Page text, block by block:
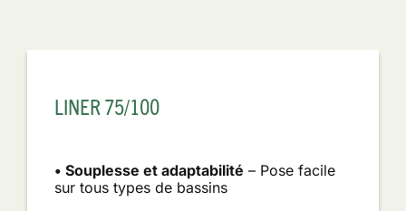
LINER 75/100
• Souplesse et adaptabilité – Pose facile
sur tous types de bassins